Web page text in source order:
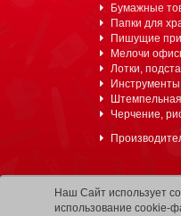
Бумажные
Папки для
Пишущие
Мелочи
Лотки,
Черчение,
© 2004-2026
Наш Сайт использует
использование cookie-